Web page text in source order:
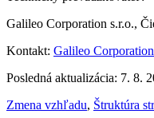
Galileo Corporation s.r.o.,
Kontakt: Galileo
Posledná aktualizácia: 7. 8.
Zmena vzhľadu, Štruktúra